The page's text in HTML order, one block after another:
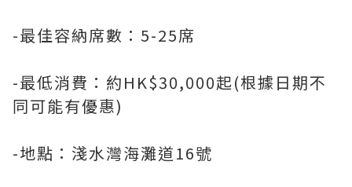
-最佳容納席數：5-25席
-最低消費：約HK$30,000起(根據日期不
同可能有優惠)
-地點：淺水灣海灘道16號